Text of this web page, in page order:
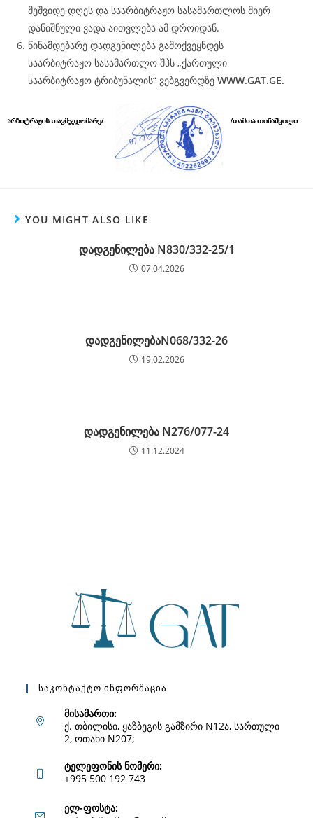
მეშვიდე დღეს და საარბიტრაჟო სასამართლოს მიერ
დანიშნული ვადა აითვლება ამ დროიდან.
წინამდებარე დადგენილება გამოქვეყნდეს
საარბიტრაჟო სასამართლო შპს „ქართული
საარბიტრაჟო ტრიბუნალის“ ვებგვერდზე WWW.GAT.GE.
YOU MIGHT ALSO LIKE
დადგენილება N830/332-25/1
07.04.2026
დადგენილებაN068/332-26
19.02.2026
დადგენილება N276/077-24
11.12.2024
Საკონტაქტო Ინფორმაცია
მისამართი:
ქ. თბილისი, ყაზბეგის გამზირი N12ა, სართული
2, ოთახი N207;
ტელეფონის ნომერი:
+995 500 192 743
ელ-ფოსტა: